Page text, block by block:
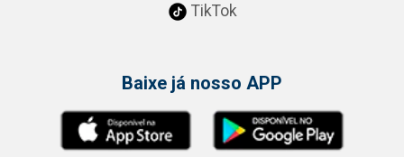
TikTok
Baixe já nosso APP